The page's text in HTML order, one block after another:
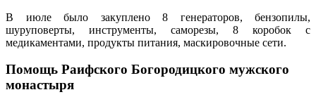
В июле было закуплено 8 генераторов, бензопилы,
шуруповерты, инструменты, саморезы, 8 коробок с
медикаментами, продукты питания, маскировочные сети.
Помощь Раифского Богородицкого мужского
монастыря